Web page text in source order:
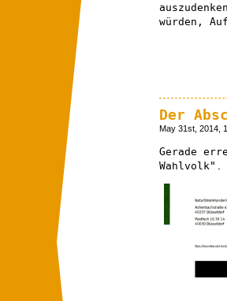
würden,
Der
May 31st, 2014,
Gerade
Wahlvolk".